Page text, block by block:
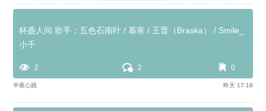
杯盏人间 歌手：五色石南叶 / 慕寒 / 王晋（Braska） / Smile_
小千
2 2 0
半夜心跳 昨天 17:18